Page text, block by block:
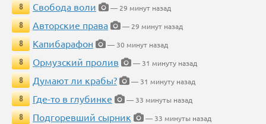
8
Свобода воли
— 29 минут назад
8
Авторские права
— 29 минут назад
8
Капибарафон
— 30 минут назад
8
Ормузский пролив
— 31 минуту назад
8
Думают ли крабы?
— 31 минуту назад
8
Где-то в глубинке
— 33 минуты назад
8
Подгоревший сырник
— 33 минуты назад